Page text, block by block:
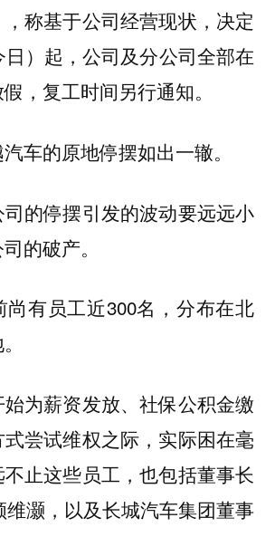
称基于公司经营现状，决定
日）起，公司及分公司全部在
，复工时间另行通知。
车的原地停摆如出一辙。
的停摆引发的波动要远远小
的破产。
有员工近300名，分布在北
为薪资发放、社保公积金缴
尝试维权之际，实际困在毫
止这些员工，也包括董事长
灏，以及长城汽车集团董事